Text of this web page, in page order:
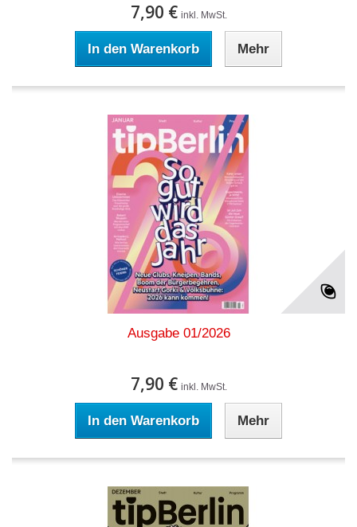
7,90 € inkl. MwSt.
In den Warenkorb Mehr
Ausgabe 01/2026
7,90 € inkl. MwSt.
In den Warenkorb Mehr